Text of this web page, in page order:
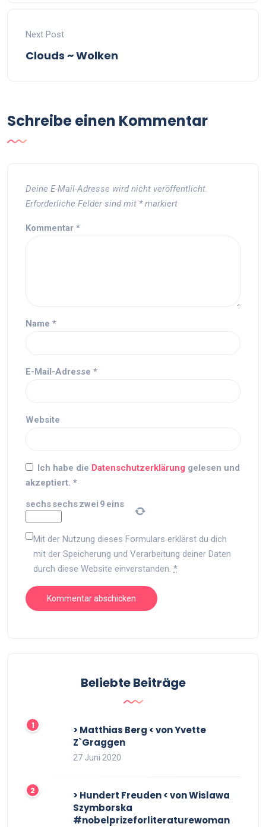
Next Post
Clouds ~ Wolken
Schreibe einen Kommentar
Deine E-Mail-Adresse wird nicht veröffentlicht.
Erforderliche Felder sind mit *markiert
Kommentar *
Name *
E-Mail-Adresse *
Website
Ich habe die Datenschutzerklärung gelesen und
akzeptiert. *
sechssechszwei 9 eins
Mit der Nutzung dieses Formulars erklärst du dich
mit der Speicherung und Verarbeitung deiner Daten
durch diese Website einverstanden. *
Beliebte Beiträge
> Matthias Berg < von Yvette
Z`Graggen
27 Juni 2020
> Hundert Freuden < von Wislawa
Szymborska
#nobelprizeforliteraturewoman